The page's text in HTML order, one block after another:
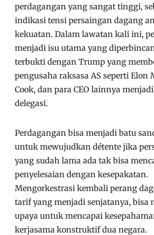
perdagangan yang sangat tinggi,
indikasi tensi persaingan dagang
kekuatan. Dalam lawatan kali ini,
menjadi isu utama yang
terbukti dengan Trump yang
pengusaha raksasa AS seperti Elon
Cook, dan para CEO lainnya
delegasi.
Perdagangan bisa menjadi batu
untuk mewujudkan détente jika
yang sudah lama ada tak bisa
penyelesaian dengan kesepakatan.
Mengorkestrasi kembali perang
tarif yang menjadi senjatanya, bisa
upaya untuk mencapai
kerjasama konstruktif dua negara.